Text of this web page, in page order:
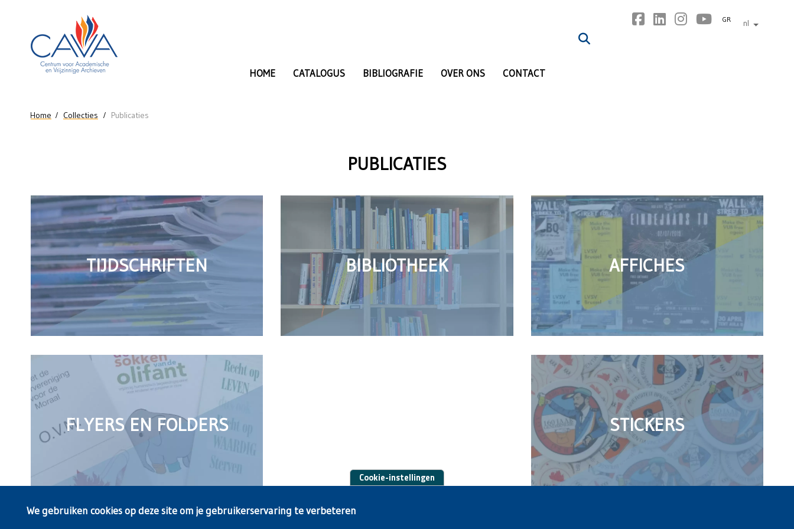
GR nl andere
HOME CATALOGUS BIBLIOGRAFIE OVER ONS CONTACT
U bent hier
Home Collecties Publicaties
PUBLICATIES
TIJDSCHRIFTEN BIBLIOTHEEK AFFICHES
FLYERS EN FOLDERS STICKERS
Cookie-instellingen
We gebruiken cookies op deze site om je gebruikerservaring te verbeteren